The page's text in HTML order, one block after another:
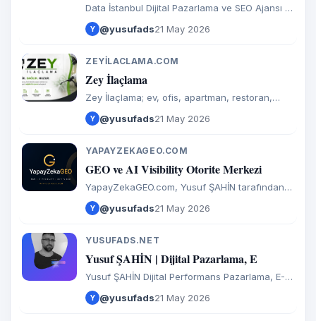
Data İstanbul Dijital Pazarlama ve SEO Ajansı 15
yılı aşan tecrübe. Veri odaklı Dijital Reklam,
ADS, E-Ticaret ve Sosyal Medya danışmanlığı.
Y @yusufads21 May 2026
Z
ZEYILACLAMA.COM
Zey İlaçlama
Zey İlaçlama; ev, ofis, apartman, restoran,
depo ve endüstriyel alanlar için profesyonel
ilaçlama ve haşere kontrol hizmetleri sunar.
Y @yusufads21 May 2026
Y
YAPAYZEKAGEO.COM
GEO ve AI Visibility Otorite Merkezi
YapayZekaGEO.com, Yusuf ŞAHİN tarafından
geliştirilen GEO, AI Visibility, Entity SEO ve
Answer Engine Optimization otorite merkezidir.
Y @yusufads21 May 2026
Y
YUSUFADS.NET
Yusuf ŞAHİN | Dijital Pazarlama, E
Yusuf ŞAHİN Dijital Performans Pazarlama, E-
ticaret ve AI SEO Uzmanı sizlere profesyonel
çözümler sunmaya devam ediyor. Dijital
Y @yusufads21 May 2026